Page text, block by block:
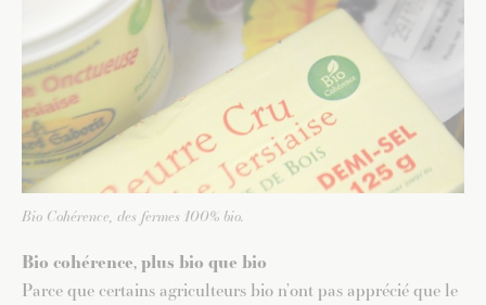
Bio Cohérence, des fermes 100% bio.
Bio cohérence, plus bio que bio
Parce que certains agriculteurs bio n’ont pas apprécié que le